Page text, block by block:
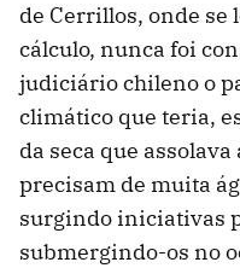
de Cerrillos, onde se
cálculo, nunca foi
judiciário chileno o
climático que teria,
da seca que
precisam de muita
surgindo iniciativas
submergindo-os no